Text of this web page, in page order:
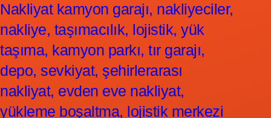
Nakliyat kamyon garajı, nakliyeciler,
nakliye, taşımacılık, lojistik, yük
taşıma, kamyon parkı, tır garajı,
depo, sevkiyat, şehirlerarası
nakliyat, evden eve nakliyat,
yükleme boşaltma, lojistik merkezi